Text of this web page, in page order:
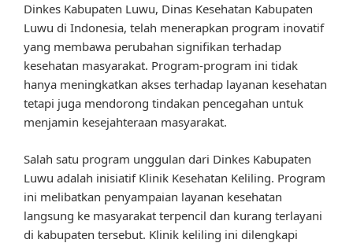
Dinkes Kabupaten Luwu, Dinas Kesehatan Kabupaten
Luwu di Indonesia, telah menerapkan program inovatif
yang membawa perubahan signifikan terhadap
kesehatan masyarakat. Program-program ini tidak
hanya meningkatkan akses terhadap layanan kesehatan
tetapi juga mendorong tindakan pencegahan untuk
menjamin kesejahteraan masyarakat.
Salah satu program unggulan dari Dinkes Kabupaten
Luwu adalah inisiatif Klinik Kesehatan Keliling. Program
ini melibatkan penyampaian layanan kesehatan
langsung ke masyarakat terpencil dan kurang terlayani
di kabupaten tersebut. Klinik keliling ini dilengkapi